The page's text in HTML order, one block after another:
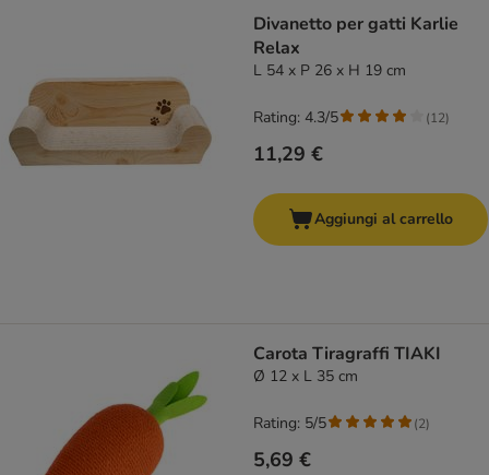
Divanetto per gatti Karlie
Relax
L 54 x P 26 x H 19 cm
11,29 €
Rating: 4.3/5 (12)
Aggiungi al carrello
Carota Tiragraffi TIAKI
Ø 12 x L 35 cm
5,69 €
Rating: 5/5 (2)